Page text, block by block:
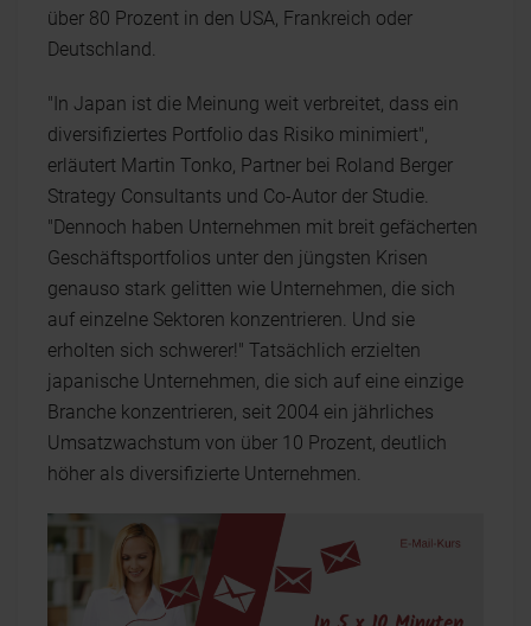
über 80 Prozent in den USA, Frankreich oder
Deutschland.
"In Japan ist die Meinung weit verbreitet, dass ein
diversifiziertes Portfolio das Risiko minimiert",
erläutert Martin Tonko, Partner bei Roland Berger
Strategy Consultants und Co-Autor der Studie.
"Dennoch haben Unternehmen mit breit gefächerten
Geschäftsportfolios unter den jüngsten Krisen
genauso stark gelitten wie Unternehmen, die sich
auf einzelne Sektoren konzentrieren. Und sie
erholten sich schwerer!" Tatsächlich erzielten
japanische Unternehmen, die sich auf eine einzige
Branche konzentrieren, seit 2004 ein jährliches
Umsatzwachstum von über 10 Prozent, deutlich
höher als diversifizierte Unternehmen.